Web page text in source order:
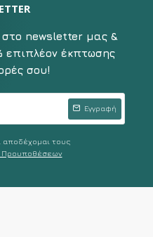
newsletter μας &
επιπλέον έκπτωσης
σου!
Εγγραφή
αποδέχομαι τους
Προυποθέσεων